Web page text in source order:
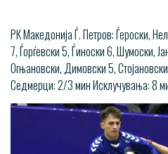
РК Македонија Ѓ. Петров: Ѓероски,
7, Ѓорѓевски 5, Ѓиноски 6, Шумоски,
Огњановски, Димовски 5,
Седмерци: 2/3 мин Исклучувања: 8